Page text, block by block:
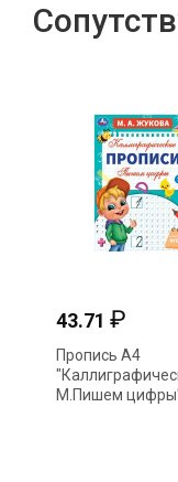
43.71 ₽
Пропись А4
М.Пишем